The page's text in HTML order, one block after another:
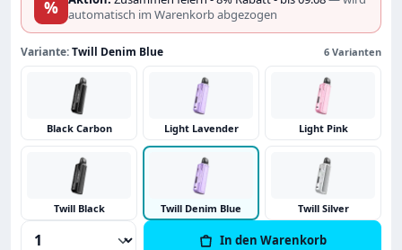
%
automatisch im Warenkorb abgezogen
Variante:Twill Denim Blue 6 Varianten
Black Carbon Light Lavender Light Pink
Twill Black Twill Denim Blue Twill Silver
Produkt Anzahl: Gib den gewünschten
In den Warenkorb